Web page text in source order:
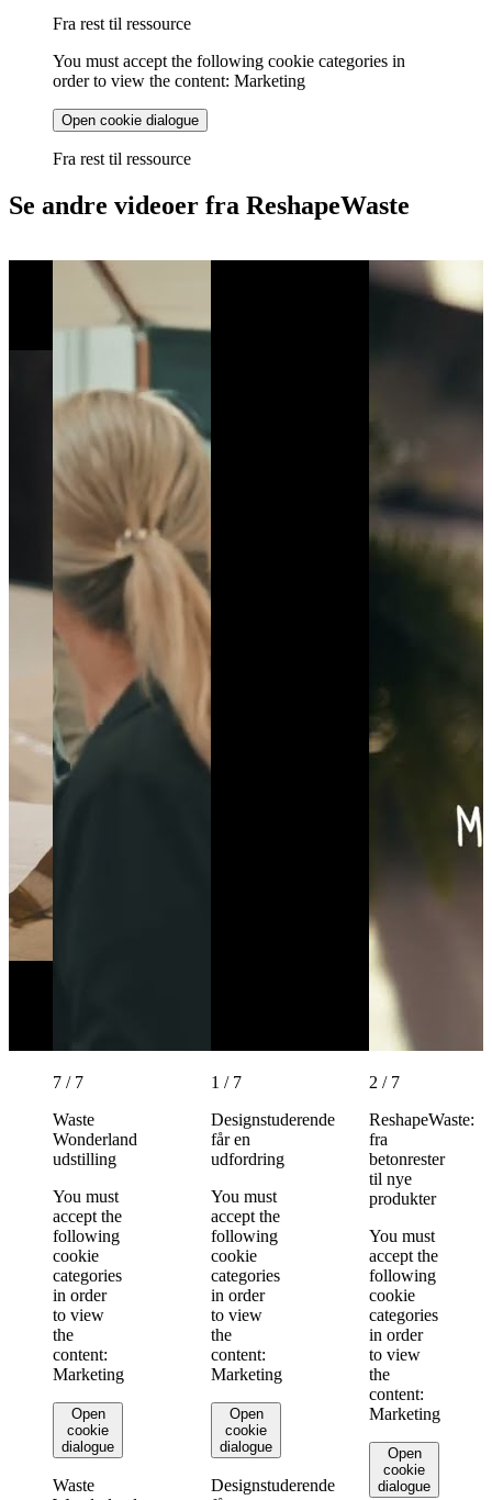
Fra rest til ressource
You must accept the following cookie categories in
order to view the content: Marketing
Open cookie dialogue
Fra rest til ressource
Se andre videoer fra ReshapeWaste
7 / 7
Waste
Wonderland
udstilling
You must
accept the
following
cookie
categories
in order
to view
the
content:
Marketing
Open
cookie
dialogue
Waste
1 / 7
Designstuderende
får en
udfordring
You must
accept the
following
cookie
categories
in order
to view
the
content:
Marketing
Open
cookie
dialogue
Designstuderende
2 / 7
ReshapeWaste:
fra
betonrester
til nye
produkter
You must
accept the
following
cookie
categories
in order
to view
the
content:
Marketing
Open
cookie
dialogue